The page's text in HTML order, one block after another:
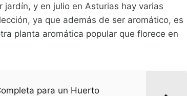
y en julio en Asturias hay varias
ya que además de ser aromático, es
planta aromática popular que florece en
para un Huerto